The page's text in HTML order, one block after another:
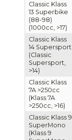
Classic Klass
13 Superbike
(88-98)
(1000cc, >17)
Classic Klass
14 Supersport
(Classic
Supersport,
>14)
Classic Klass
7A >250cc
(Klass 7A
>250cc, >16)
Classic Klass 9
SuperMono
(Klass 9